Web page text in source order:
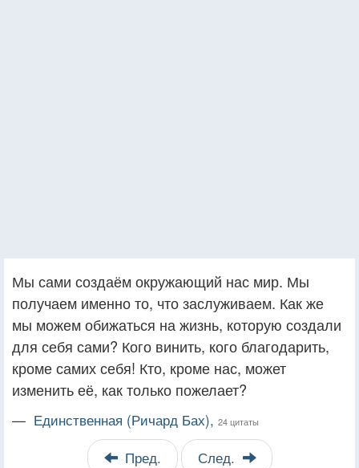
Мы сами создаём окружающий нас мир. Мы
получаем именно то, что заслуживаем. Как же
мы можем обижаться на жизнь, которую создали
для себя сами? Кого винить, кого благодарить,
кроме самих себя! Кто, кроме нас, может
изменить её, как только пожелает?
— Единственная (Ричард Бах), 24 цитаты
Пред. След.